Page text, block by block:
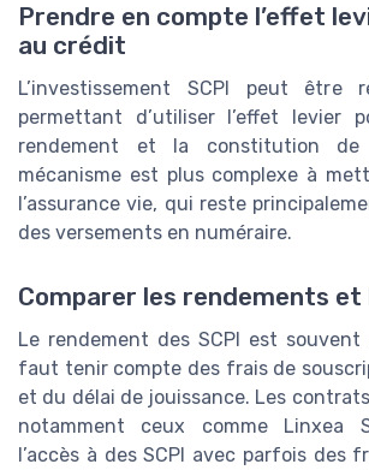
Prendre en compte l’effet
au crédit
L’investissement SCPI peut être
permettant d’utiliser l’effet levier
rendement et la constitution de
mécanisme est plus complexe à
l’assurance vie, qui reste
des versements en numéraire.
Comparer les rendements
Le rendement des SCPI est
faut tenir compte des frais de
et du délai de jouissance. Les contrats
notamment ceux comme Linxea
l’accès à des SCPI avec parfois des